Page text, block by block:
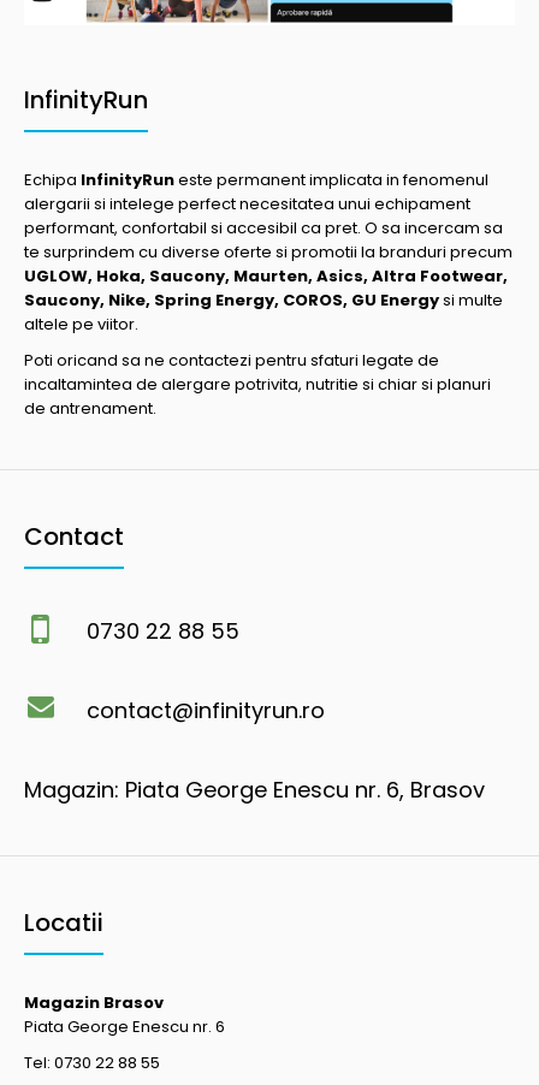
InfinityRun
Echipa InfinityRuneste permanent implicata in fenomenul
alergarii si intelege perfect necesitatea unui echipament
performant, confortabil si accesibil ca pret. O sa incercam sa
te surprindem cu diverse oferte si promotii la branduri precum
UGLOW, Hoka, Saucony, Maurten, Asics, Altra Footwear,
Saucony, Nike, Spring Energy, COROS, GU Energysi multe
altele pe viitor.
Poti oricand sa ne contactezi pentru sfaturi legate de
incaltamintea de alergare potrivita, nutritie si chiar si planuri
de antrenament.
Contact
0730 22 88 55
contact@infinityrun.ro
Magazin: Piata George Enescu nr. 6, Brasov
Locatii
Magazin Brasov
Piata George Enescu nr. 6
Tel: 0730 22 88 55